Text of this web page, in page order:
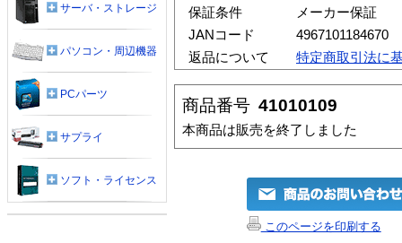
保証条件
メーカー保証
JANコード
4967101184670
返品について
特定商取引法に
商品番号 41010109
本商品は販売を終了しました
このページを印刷する
サーバ・ストレージ
パソコン・周辺機器
PCパーツ
サプライ
ソフト・ライセンス